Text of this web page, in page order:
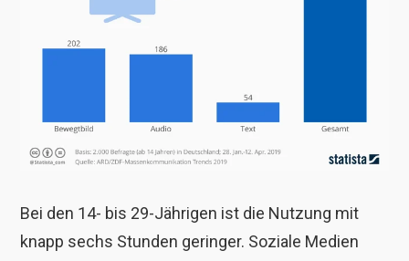
Bei den 14- bis 29-Jährigen ist die Nutzung mit
knapp sechs Stunden geringer. Soziale Medien